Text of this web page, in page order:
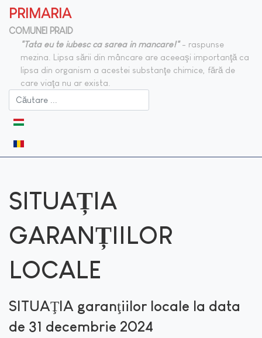
PRIMARIA
COMUNEI PRAID
"Tata eu te iubesc ca sarea in mancare!"- raspunse
mezina. Lipsa sării din mâncare are aceeaşi importanţă ca
lipsa din organism a acestei substanţe chimice, fără de
care viaţa nu ar exista.
SITUAȚIA
GARANȚIILOR
LOCALE
SITUAŢIA garanţiilor locale la data
de 31 decembrie 2024